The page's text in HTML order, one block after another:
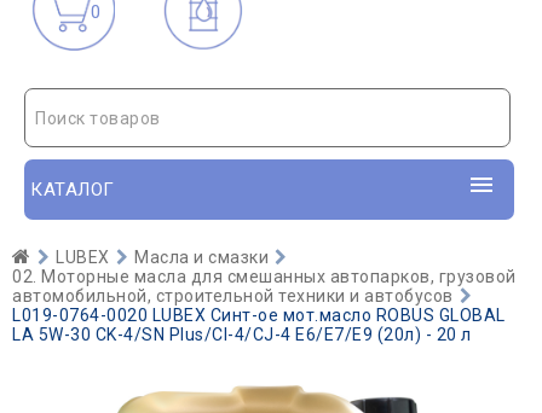
0
Поиск товаров
КАТАЛОГ
LUBEX
Масла и смазки
02. Моторные масла для смешанных автопарков, грузовой
автомобильной, строительной техники и автобусов
L019-0764-0020 LUBEX Синт-ое мот.масло ROBUS GLOBAL
LA 5W-30 CK-4/SN Plus/CI-4/CJ-4 E6/E7/E9 (20л) - 20 л